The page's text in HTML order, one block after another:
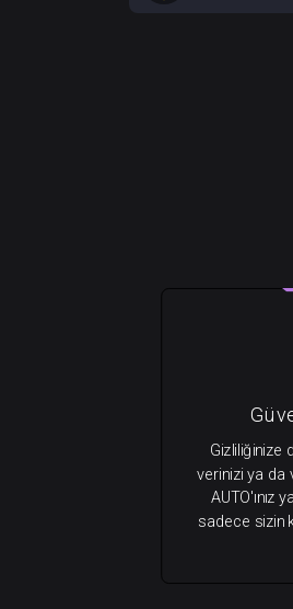
Gizliliğinize
verinizi ya da
AUTO'ınız
sadece sizin